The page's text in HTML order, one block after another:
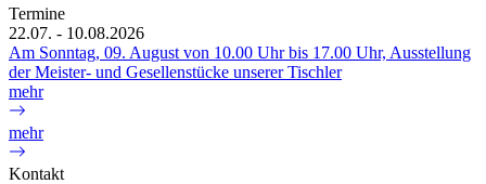
Termine
22.07. - 10.08.2026
Am Sonntag, 09. August von 10.00 Uhr bis 17.00 Uhr, Ausstellung
der Meister- und Gesellenstücke unserer Tischler
mehr
mehr
Kontakt